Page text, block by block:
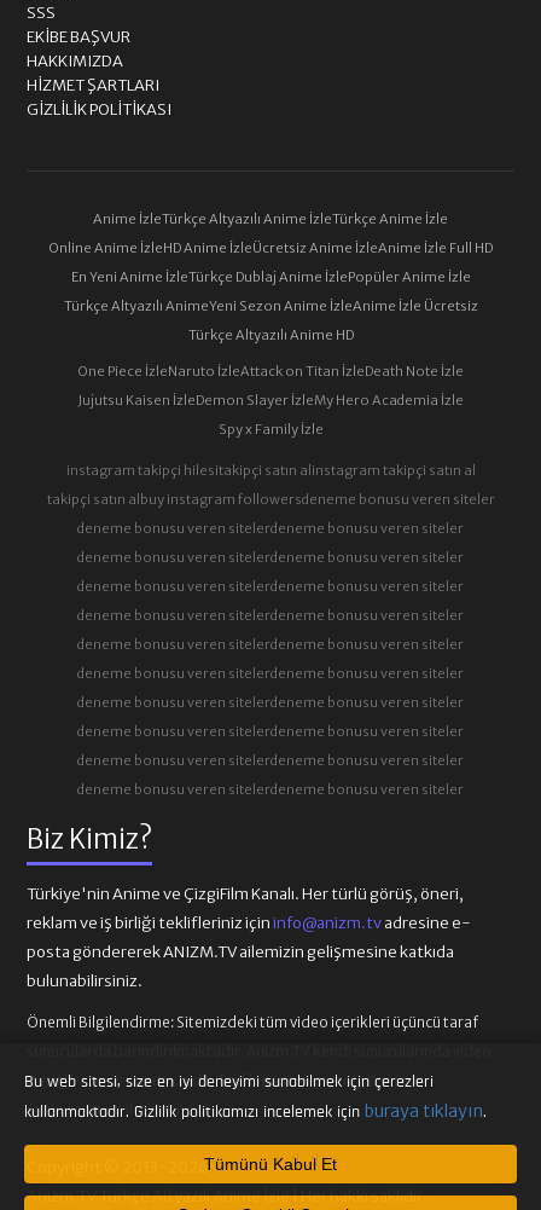
Biz Kimiz?
Türkiye'nin Anime ve ÇizgiFilm Kanalı. Her türlü görüş, öneri,
reklam ve iş birliği teklifleriniz içininfo@anizm.tvadresine e-
posta göndererek ANIZM.TV ailemizin gelişmesine katkıda
bulunabilirsiniz.
Önemli Bilgilendirme: Sitemizdeki tüm video içerikleri üçüncü taraf
içeriği barındırmamaktadır. Telif hakkı talepleri ilgili video
sağlayıcılarına iletilmelidir.
Copyright © 2013-2026
Anizm.TV Türkçe Altyazılı Anime İzle | Her hakkı saklıdır.
SSS
EKIBE BAŞVUR
HAKKIMIZDA
HIZMET ŞARTLARI
GIZLILIK POLITIKASI
Anime İzleTürkçe Altyazılı Anime İzleTürkçe Anime İzle
Online Anime İzleHD Anime İzleÜcretsiz Anime İzleAnime İzle Full HD
En Yeni Anime İzleTürkçe Dublaj Anime İzlePopüler Anime İzle
Türkçe Altyazılı AnimeYeni Sezon Anime İzleAnime İzle Ücretsiz
Türkçe Altyazılı Anime HD
One Piece İzleNaruto İzleAttack on Titan İzleDeath Note İzle
Jujutsu Kaisen İzleDemon Slayer İzleMy Hero Academia İzle
Spy x Family İzle
instagram takipçi hilesitakipçi satın alinstagram takipçi satın al
takipçi satın albuy instagram followersdeneme bonusu veren siteler
deneme bonusu veren sitelerdeneme bonusu veren siteler
deneme bonusu veren sitelerdeneme bonusu veren siteler
deneme bonusu veren sitelerdeneme bonusu veren siteler
deneme bonusu veren sitelerdeneme bonusu veren siteler
deneme bonusu veren sitelerdeneme bonusu veren siteler
deneme bonusu veren sitelerdeneme bonusu veren siteler
deneme bonusu veren sitelerdeneme bonusu veren siteler
deneme bonusu veren sitelerdeneme bonusu veren siteler
deneme bonusu veren sitelerdeneme bonusu veren siteler
deneme bonusu veren sitelerdeneme bonusu veren siteler
Bu web sitesi, size en iyi deneyimi sunabilmek için çerezleri
kullanmaktadır. Gizlilik politikamızı incelemek için buraya tıklayın.
Tümünü Kabul Et